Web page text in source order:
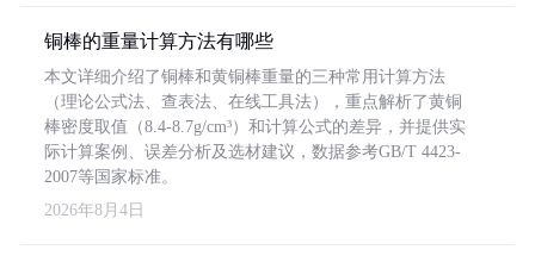
铜棒的重量计算方法有哪些
本文详细介绍了铜棒和黄铜棒重量的三种常用计算方法
（理论公式法、查表法、在线工具法），重点解析了黄铜
棒密度取值（8.4-8.7g/cm³）和计算公式的差异，并提供实
际计算案例、误差分析及选材建议，数据参考GB/T 4423-
2007等国家标准。
2026年8月4日